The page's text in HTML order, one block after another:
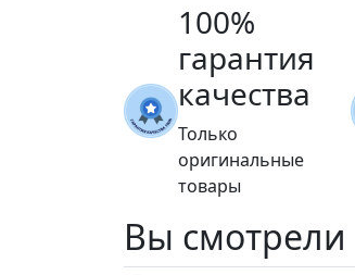
100%
гарантия
качества
Только
оригинальные
товары
Вы смотрели